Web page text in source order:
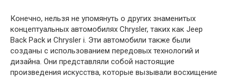
Конечно, нельзя не упомянуть о других знаменитых
концептуальных автомобилях Chrysler, таких как Jeep
Back Pack и Chrysler i. Эти автомобили также были
созданы с использованием передовых технологий и
дизайна. Они представляли собой настоящие
произведения искусства, которые вызывали восхищение